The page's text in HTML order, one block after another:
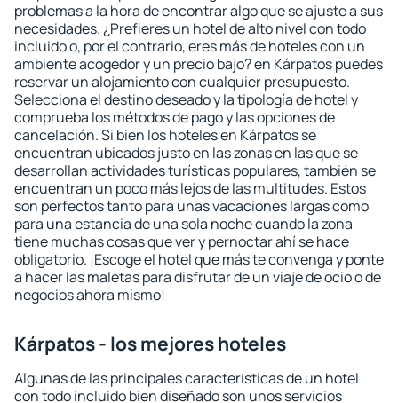
problemas a la hora de encontrar algo que se ajuste a sus
necesidades. ¿Prefieres un hotel de alto nivel con todo
incluido o, por el contrario, eres más de hoteles con un
ambiente acogedor y un precio bajo? en Kárpatos puedes
reservar un alojamiento con cualquier presupuesto.
Selecciona el destino deseado y la tipología de hotel y
comprueba los métodos de pago y las opciones de
cancelación. Si bien los hoteles en Kárpatos se
encuentran ubicados justo en las zonas en las que se
desarrollan actividades turísticas populares, también se
encuentran un poco más lejos de las multitudes. Estos
son perfectos tanto para unas vacaciones largas como
para una estancia de una sola noche cuando la zona
tiene muchas cosas que ver y pernoctar ahí se hace
obligatorio. ¡Escoge el hotel que más te convenga y ponte
a hacer las maletas para disfrutar de un viaje de ocio o de
negocios ahora mismo!
Kárpatos - los mejores hoteles
Algunas de las principales características de un hotel
con todo incluido bien diseñado son unos servicios